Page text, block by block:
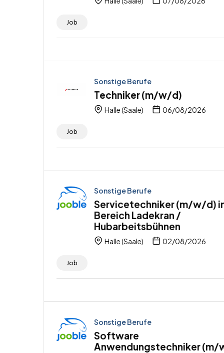
Job
Sonstige Berufe
Techniker (m/w/d)
Halle (Saale) 06/08/2026
Job
Sonstige Berufe
Servicetechniker (m/w/d)
Bereich Ladekran /
Hubarbeitsbühnen
Halle (Saale) 02/08/2026
Job
Sonstige Berufe
Software
Anwendungstechniker